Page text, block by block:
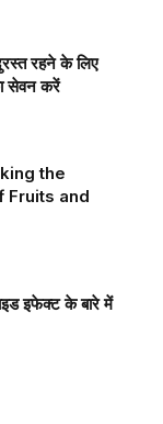
रहने के लिए
सेवन करें
the
Fruits and
इफेक्ट के बारे में